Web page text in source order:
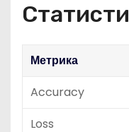
Метрика
Accuracy
Loss